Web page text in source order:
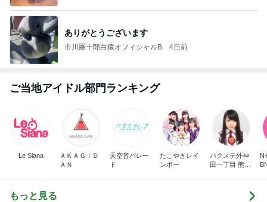
ありがとうございます
市川團十郎白猿オフィシャルB 4日前
ご当地アイドル部門ランキング
Le Siana
ＡＫＡＧＩＤ
ＡＮ
天空音パレー
ド
たこやきレイ
ンボー
バクステ外神
田一丁目 熊本
N
もっと見る